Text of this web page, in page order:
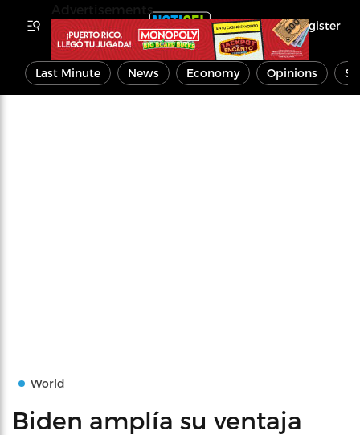
Register
Last Minute News Economy Opinions
World
Biden amplía su ventaja
Advertisements